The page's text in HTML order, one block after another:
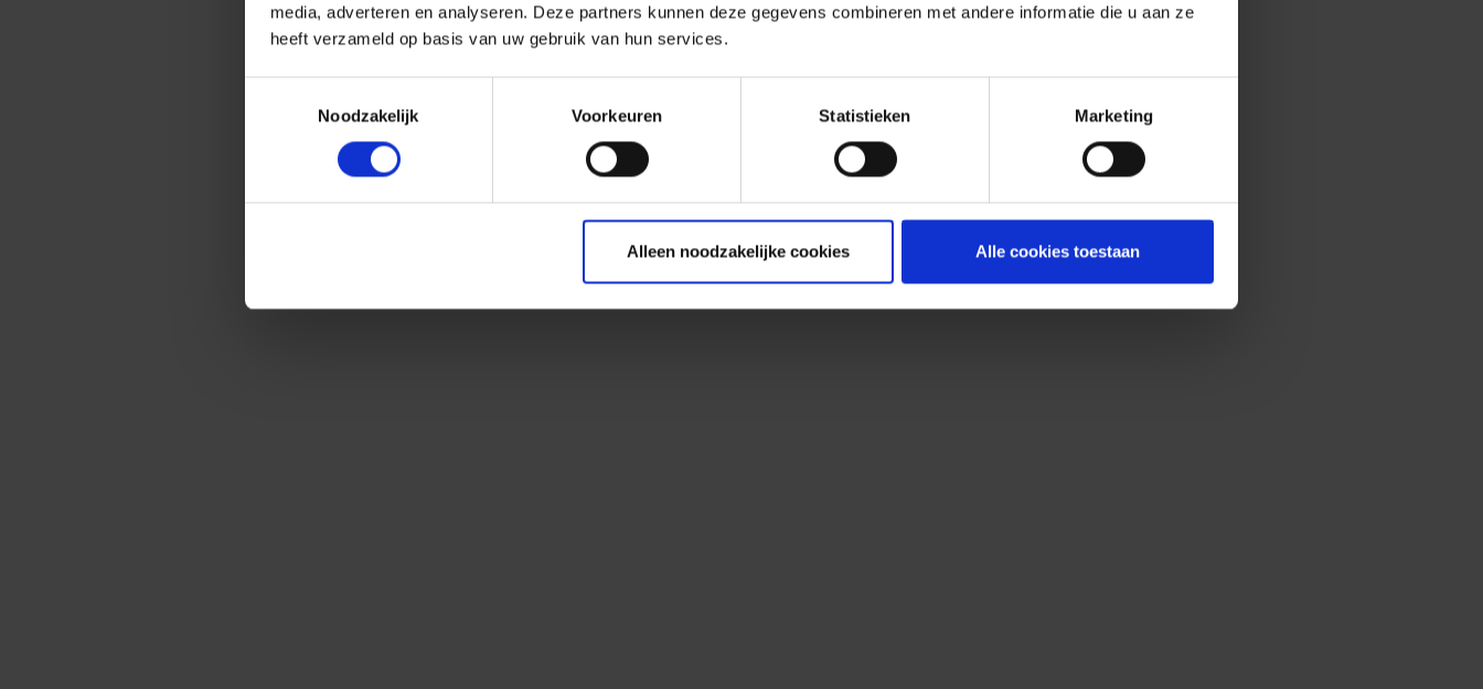
media, adverteren en analyseren. Deze partners kunnen deze gegevens combineren met andere informatie die u aan ze
heeft verzameld op basis van uw gebruik van hun services.
Noodzakelijk
Voorkeuren Statistieken Marketing
Alleen noodzakelijke cookies Alle cookies toestaan